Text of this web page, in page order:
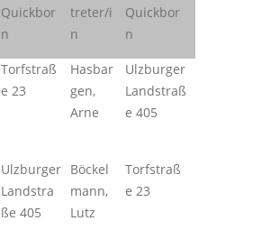
Quickbor
n
treter/i
n
Quickbor
n
Torfstraß
e 23
Hasbar
gen,
Arne
Ulzburger
Landstraß
e 405
Ulzburger
Landstra
ße 405
Böckel
mann,
Lutz
Torfstraß
e 23